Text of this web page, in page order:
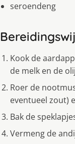
seroendeng
Kook de
de melk en de
Roer de
eventueel zout)
Bak de
Vermeng de